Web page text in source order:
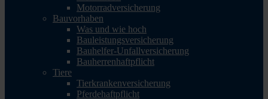
Motorradversicherung
Bauvorhaben
Was und wie hoch
Bauleistungsversicherung
Bauhelfer-Unfallversicherung
Bauherrenhaftpflicht
Tiere
Tierkrankenversicherung
Pferdehaftpflicht